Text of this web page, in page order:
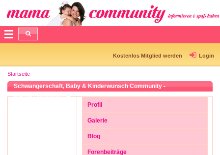
Kostenlos Mitglied werden Login
Startseite
Schwangerschaft, Baby & Kinderwunsch Community -
Mamacommunity.de
Profil
Galerie
Blog
Forenbeiträge